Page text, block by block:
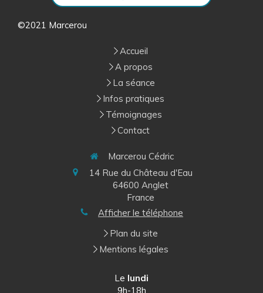
©2021 Marcerou
Accueil
A propos
La séance
Infos pratiques
Témoignages
Contact
Marcerou Cédric
14 Rue du Château d'Eau
64600 Anglet
France
Afficher le téléphone
Plan du site
Mentions légales
Le lundi
9h-18h